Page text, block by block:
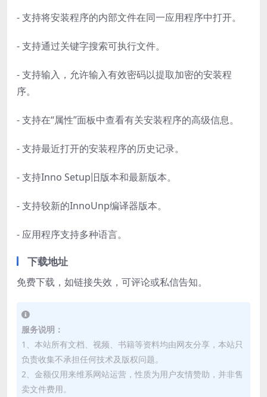
- 支持将安装程序的内部文件在同一应用程序中打开。
- 支持通过关键字搜索可执行文件。
- 支持输入，允许输入有效密码以提取加密的安装程
序。
- 支持在“属性”面板中查看有关安装程序的高级信息。
- 支持最近打开的安装程序的历史记录。
- 支持Inno Setup旧版本和最新版本。
- 支持较新的InnoUnp编译器版本。
- 应用程序支持多种语言。
下载地址
免费下载，如链接失效，可评论或私信告知。
服务说明：
1、本站所有文档、视频、书籍等资料均由网友分享，本站只
负责收集不承担任何技术及版权问题。
2、金额仅用来维系网站运营，性质为用户友情赞助，并非售
卖文件费用。